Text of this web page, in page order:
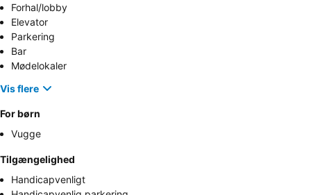
Forhal/lobby
Elevator
Parkering
Bar
Mødelokaler
Vis flere
For børn
Vugge
Tilgængelighed
Handicapvenligt